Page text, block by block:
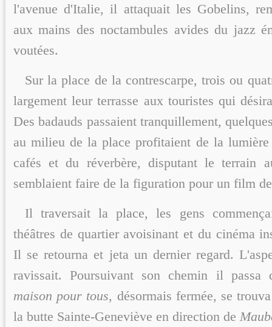
l'avenue d'Italie, il attaquait les Gobelins,
aux mains des noctambules avides du jazz
voutées.
Sur la place de la contrescarpe, trois ou
largement leur terrasse aux touristes qui
Des badauds passaient tranquillement,
au milieu de la place profitaient de la lumière
cafés et du réverbère, disputant le terrain
semblaient faire de la figuration pour un film
Il traversait la place, les gens
théâtres de quartier avoisinant et du cinéma
Il se retourna et jeta un dernier regard.
ravissait. Poursuivant son chemin il passa
maison pour tous, désormais fermée, se
la butte Sainte-Geneviève en direction de